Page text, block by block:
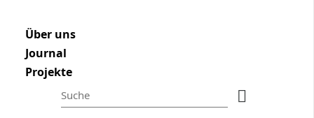
ÜBER UNS
JOURNAL
Navigation überspringen
Über uns
Journal
Projekte